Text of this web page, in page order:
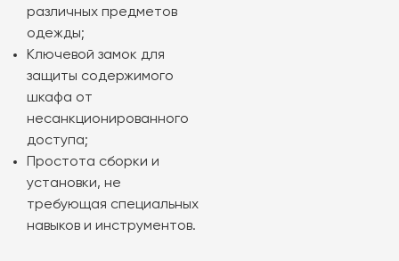
различных предметов
одежды;
Ключевой замок для
защиты содержимого
шкафа от
несанкционированного
доступа;
Простота сборки и
установки, не
требующая специальных
навыков и инструментов.